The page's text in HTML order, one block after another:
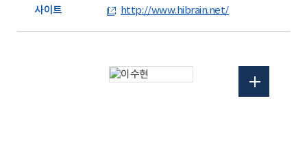
사이트 http://www.hibrain.net/